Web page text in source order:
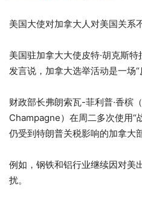
美国大使对加拿大人对美国关系
美国驻加拿大大使皮特·胡克斯
发言说，加拿大选举活动是一场“
财政部长弗朗索瓦-菲利普·香槟
Champagne）在周二多次使用“
仍受到特朗普关税影响的加拿大
例如，钢铁和铝行业继续因对美
扰。